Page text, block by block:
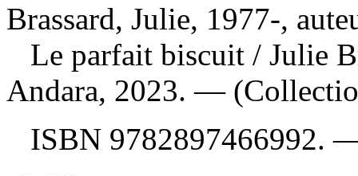
Brassard, Julie, 1977-,
Le parfait biscuit / Julie
Andara, 2023. —
ISBN 9782897466992.